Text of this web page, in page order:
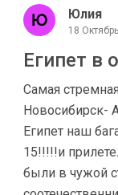
Юлия
18
Египет в
Самая
Новосибирск-
Египет наш
15!!!!!и
были в чужой